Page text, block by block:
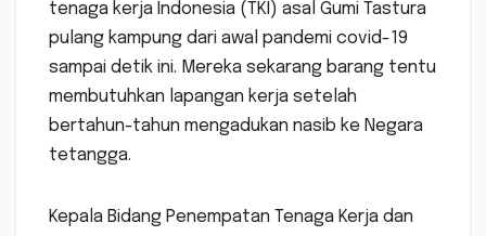
tenaga kerja Indonesia (TKI) asal Gumi Tastura
pulang kampung dari awal pandemi covid-19
sampai detik ini. Mereka sekarang barang tentu
membutuhkan lapangan kerja setelah
bertahun-tahun mengadukan nasib ke Negara
tetangga.
Kepala Bidang Penempatan Tenaga Kerja dan